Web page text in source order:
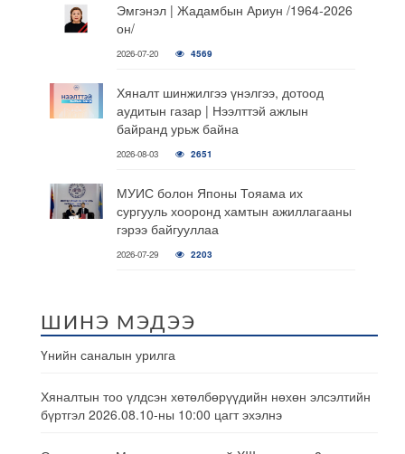
Эмгэнэл | Жадамбын Ариун /1964-2026
он/
2026-07-20 4569
Хяналт шинжилгээ үнэлгээ, дотоод
аудитын газар | Нээлттэй ажлын
байранд урьж байна
2026-08-03 2651
МУИС болон Японы Тояама их
сургууль хооронд хамтын ажиллагааны
гэрээ байгууллаа
2026-07-29 2203
ШИНЭ МЭДЭЭ
Үнийн саналын урилга
Хяналтын тоо үлдсэн хөтөлбөрүүдийн нөхөн элсэлтийн
бүртгэл 2026.08.10-ны 10:00 цагт эхэлнэ